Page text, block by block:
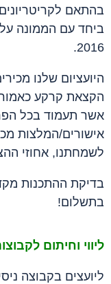
בהתאם
ביחד עם הממונה
2016.
היועציום שלנו
הקצאת קרקע כאמור,
אשר תעמוד בכל
אישורים/המלצות
לשמחתנו, אחוזי
בדיקת ההתכנות
בתשלום!
ליווי וחיתום
ליועצים בקבוצה